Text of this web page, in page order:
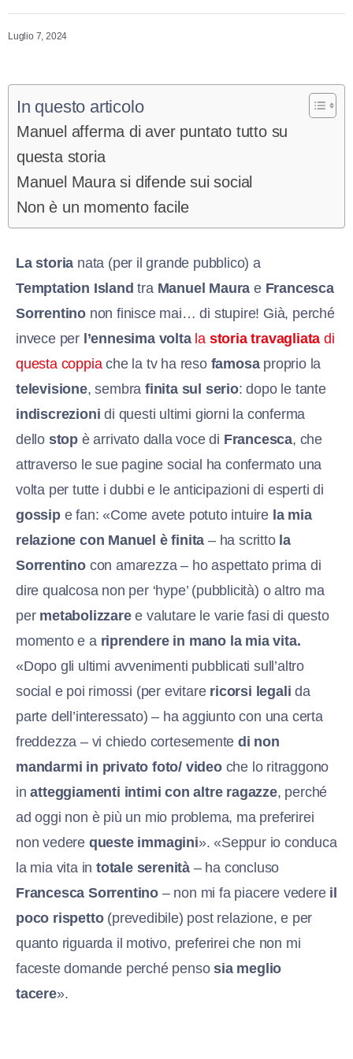
Luglio 7, 2024
In questo articolo
Manuel afferma di aver puntato tutto su
questa storia
Manuel Maura si difende sui social
Non è un momento facile
La storia nata (per il grande pubblico) a
Temptation Islandtra Manuel Maura e Francesca
Sorrentino non finisce mai… di stupire! Già, perché
invece per l’ennesima volta la storia travagliata di
questa coppiache la tv ha reso famosaproprio la
televisione, sembrafinita sul serio: dopo le tante
indiscrezionidi questi ultimi giorni la conferma
dello stop è arrivato dalla voce di Francesca, che
attraverso le sue pagine social ha confermato una
volta per tutte i dubbi e le anticipazioni di esperti di
gossipe fan: «Come avete potuto intuire la mia
relazione con Manuel è finita – ha scritto la
Sorrentino con amarezza – ho aspettato prima di
dire qualcosa non per ‘hype’ (pubblicità) o altro ma
per metabolizzaree valutare le varie fasi di questo
momento e a riprendere in mano la mia vita.
«Dopo gli ultimi avvenimenti pubblicati sull’altro
social e poi rimossi (per evitare ricorsi legali da
parte dell’interessato) – ha aggiunto con una certa
freddezza – vi chiedo cortesementedi non
mandarmi in privato foto/ videoche lo ritraggono
inatteggiamenti intimi con altre ragazze, perché
ad oggi non è più un mio problema, ma preferirei
non vedere queste immagini». «Seppur io conduca
la mia vita intotale serenità – ha concluso
Francesca Sorrentino – non mi fa piacere vedere il
poco rispetto(prevedibile) post relazione, e per
quanto riguarda il motivo, preferirei che non mi
faceste domande perché pensosia meglio
tacere».